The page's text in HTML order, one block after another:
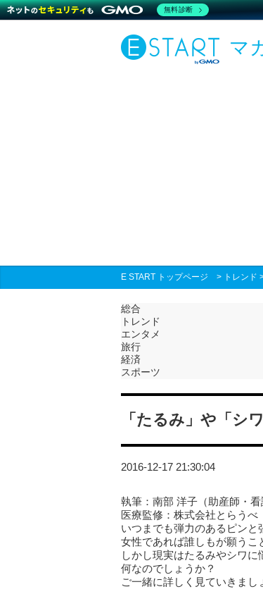
マ
E START トップページ > トレンド
総合
トレンド
エンタメ
旅行
経済
スポーツ
「たるみ」や「シ
2016-12-17 21:30:04
執筆：南部 洋子（助産師・看
医療監修：株式会社とらうべ
いつまでも弾力のあるピンと
女性であれば誰しもが願うこ
しかし現実はたるみやシワ
何なのでしょうか？
ご一緒に詳しく見ていきまし
無料診断